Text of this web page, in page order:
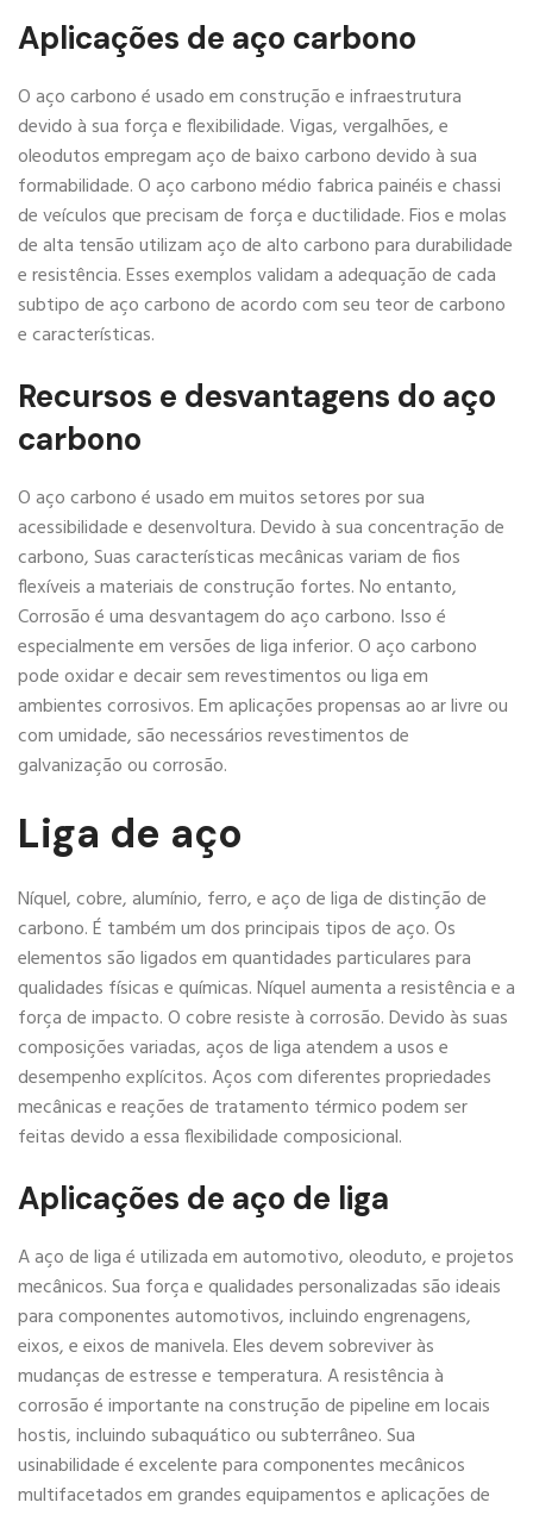
Aplicações de aço carbono
O aço carbono é usado em construção e infraestrutura
devido à sua força e flexibilidade. Vigas, vergalhões, e
oleodutos empregam aço de baixo carbono devido à sua
formabilidade. O aço carbono médio fabrica painéis e chassi
de veículos que precisam de força e ductilidade. Fios e molas
de alta tensão utilizam aço de alto carbono para durabilidade
e resistência. Esses exemplos validam a adequação de cada
subtipo de aço carbono de acordo com seu teor de carbono
e características.
Recursos e desvantagens do aço
carbono
O aço carbono é usado em muitos setores por sua
acessibilidade e desenvoltura. Devido à sua concentração de
carbono, Suas características mecânicas variam de fios
flexíveis a materiais de construção fortes. No entanto,
Corrosão é uma desvantagem do aço carbono. Isso é
especialmente em versões de liga inferior. O aço carbono
pode oxidar e decair sem revestimentos ou liga em
ambientes corrosivos. Em aplicações propensas ao ar livre ou
com umidade, são necessários revestimentos de
galvanização ou corrosão.
Liga de aço
Níquel, cobre, alumínio, ferro, e aço de liga de distinção de
carbono. É também um dos principais tipos de aço. Os
elementos são ligados em quantidades particulares para
qualidades físicas e químicas. Níquel aumenta a resistência e a
força de impacto. O cobre resiste à corrosão. Devido às suas
composições variadas, aços de liga atendem a usos e
desempenho explícitos. Aços com diferentes propriedades
mecânicas e reações de tratamento térmico podem ser
feitas devido a essa flexibilidade composicional.
Aplicações de aço de liga
A aço de liga é utilizada em automotivo, oleoduto, e projetos
mecânicos. Sua força e qualidades personalizadas são ideais
para componentes automotivos, incluindo engrenagens,
eixos, e eixos de manivela. Eles devem sobreviver às
mudanças de estresse e temperatura. A resistência à
corrosão é importante na construção de pipeline em locais
hostis, incluindo subaquático ou subterrâneo. Sua
usinabilidade é excelente para componentes mecânicos
multifacetados em grandes equipamentos e aplicações de